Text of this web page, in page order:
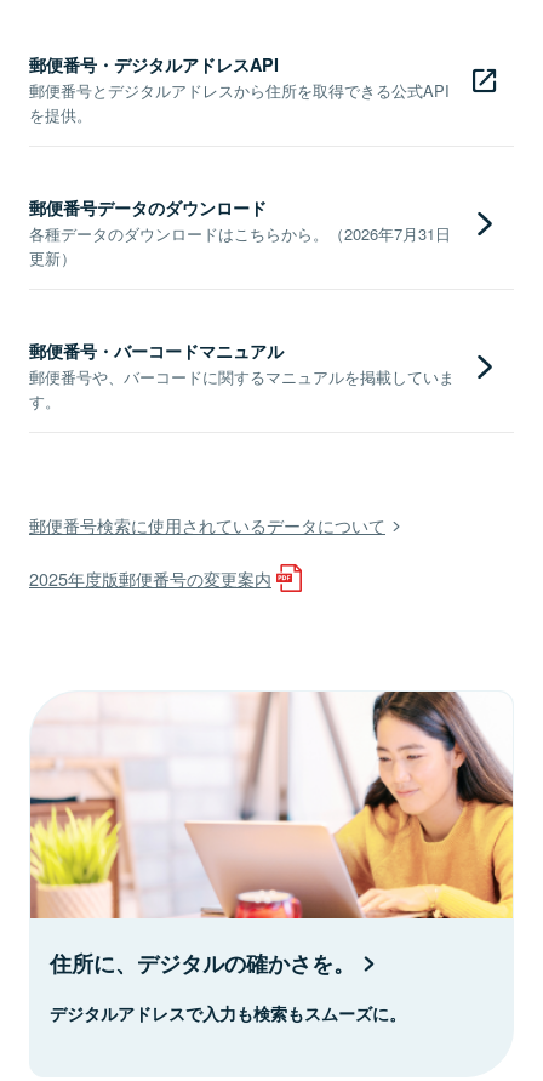
郵便番号・デジタルアドレスAPI
郵便番号とデジタルアドレスから住所を取得できる公式API
を提供。
郵便番号データのダウンロード
各種データのダウンロードはこちらから。（2026年7月31日
更新）
郵便番号・バーコードマニュアル
郵便番号や、バーコードに関するマニュアルを掲載していま
す。
郵便番号検索に使用されているデータについて
2025年度版郵便番号の変更案内
住所に、デジタルの確かさを。
デジタルアドレスで入力も検索もスムーズに。